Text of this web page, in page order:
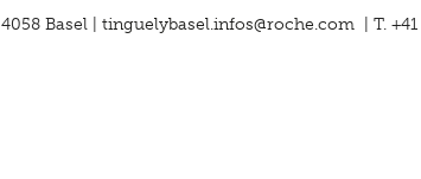
Basel | tinguelybasel.infos@roche.com | T.